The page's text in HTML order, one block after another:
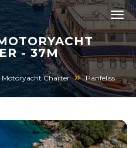
- 37M
Motoryacht Charter Panfeliss